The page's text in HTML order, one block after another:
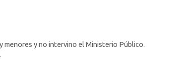
menores y no intervino el Ministerio Público.